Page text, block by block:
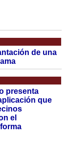
de una
presenta
que
el